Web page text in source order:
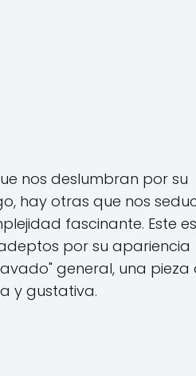
nos deslumbran por su
hay otras que nos
fascinante. Este
por su apariencia
general, una pieza
y gustativa.